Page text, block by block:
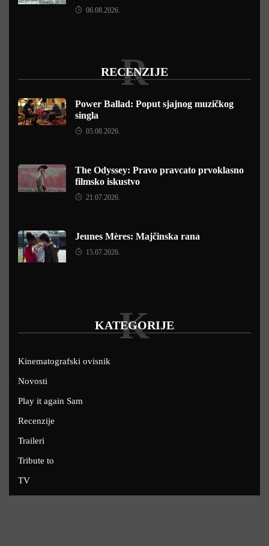
06.08.2026.
RECENZIJE
R
Power Ballad: Poput sjajnog muzičkog
singla
05.08.2026.
The Odyssey: Pravo pravcato prvoklasno
filmsko iskustvo
21.07.2026.
Jeunes Mères: Majčinska rana
15.07.2026.
KATEGORIJE
K
Kinematografski ovisnik
Novosti
Play it again Sam
Recenzije
Traileri
Tribute to
TV